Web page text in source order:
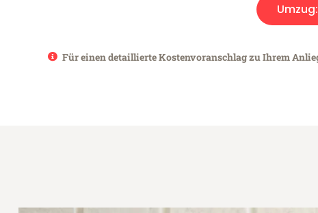
Umzug:
Für einen detaillierte Kostenvoranschlag zu Ihrem